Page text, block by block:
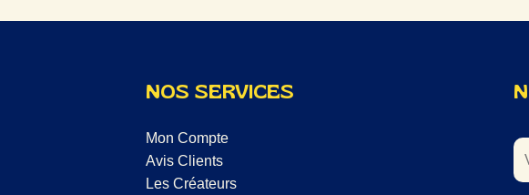
NOS SERVICES
Mon Compte
Avis Clients
Les Créateurs